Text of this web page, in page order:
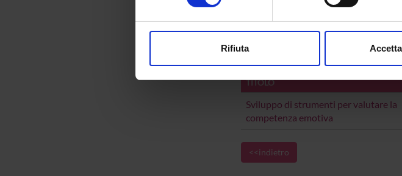
modificare o ritirare il tuo consenso in qualsiasi momento
di analisi dei dati web, pubblicità e social media, i quali
che hanno raccolto dal tuo utilizzo dei loro servizi.
Rifiuta
Consulta la scheda completa
PROGETTI COLLEGATI
TITOLO
Sviluppo di strumenti per valutare la
competenza emotiva
<<indietro